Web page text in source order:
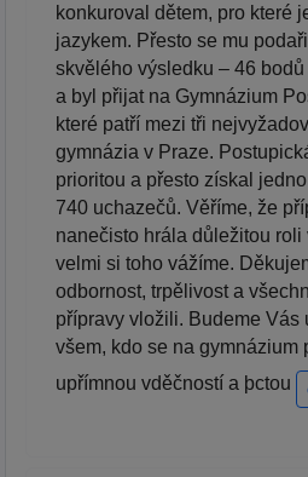
konkuroval dětem, pro které
jazykem. Přesto se mu
skvělého výsledku – 46
a byl přijat na Gymnázium
které patří mezi tři
gymnázia v Praze.
prioritou a přesto získal
740 uchazečů. Věříme, že
nanečisto hrála důležitou roli
velmi si toho vážíme.
odbornost, trpělivost a
přípravy vložili. Budeme Vás
všem, kdo se na gymnázium
upřímnou vděčností a þctou